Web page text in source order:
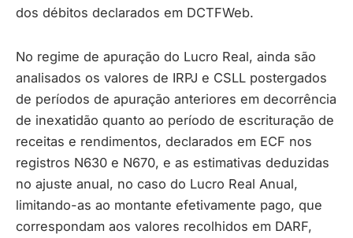
dos débitos declarados em DCTFWeb.
No regime de apuração do Lucro Real, ainda são
analisados os valores de IRPJ e CSLL postergados
de períodos de apuração anteriores em decorrência
de inexatidão quanto ao período de escrituração de
receitas e rendimentos, declarados em ECF nos
registros N630 e N670, e as estimativas deduzidas
no ajuste anual, no caso do Lucro Real Anual,
limitando-as ao montante efetivamente pago, que
correspondam aos valores recolhidos em DARF,